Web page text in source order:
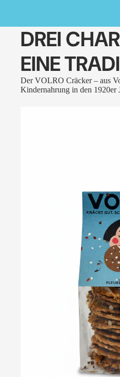
DREI
EINE
Der VOLRO Cräcker – aus
Kindernahrung in den 1920er